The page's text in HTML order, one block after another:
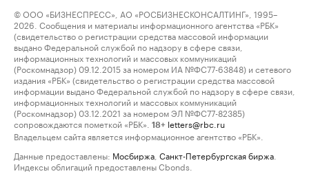
© ООО «БИЗНЕСПРЕСС», АО «РОСБИЗНЕСКОНСАЛТИНГ», 1995–
2026. Сообщения и материалы информационного агентства «РБК»
(свидетельство о регистрации средства массовой информации
выдано Федеральной службой по надзору в сфере связи,
информационных технологий и массовых коммуникаций
(Роскомнадзор) 09.12.2015 за номером ИА №ФС77-63848) и сетевого
издания «РБК» (свидетельство о регистрации средства массовой
информации выдано Федеральной службой по надзору в сфере связи,
информационных технологий и массовых коммуникаций
(Роскомнадзор) 03.12.2021 за номером ЭЛ №ФС77-82385)
сопровождаются пометкой «РБК».
18+ letters@rbc.ru
Владельцем сайта является информационное агентство «РБК».
Данные предоставлены: Мосбиржа Санкт-Петербургская биржа
Индексы облигаций предоставлены Cbonds.